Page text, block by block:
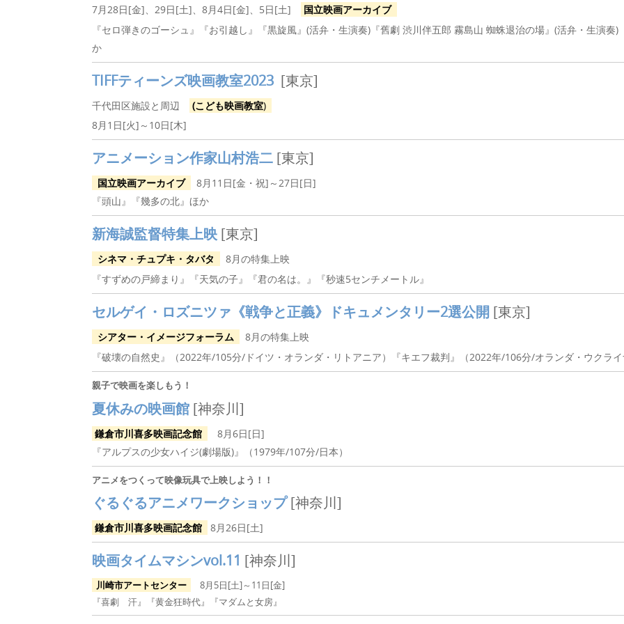
7月28日[金]、29日[土]、8月4日[金]、5日[土]
国立映画アーカイブ
『セロ弾きのゴーシュ』『お引越し』『黒旋風』(活弁・生演奏)『舊劇 渋川伴五郎 霧島山 蜘蛛退治の場』(活弁・生演
か
TIFFティーンズ映画教室2023 [東京]
千代田区施設と周辺 (こども映画教室)
8月1日[火]～10日[木]
アニメーション作家山村浩二 [東京]
国立映画アーカイブ
8月11日[金・祝]～27日[日]
『頭山』『幾多の北』ほか
新海誠監督特集上映 [東京]
シネマ・チュプキ・タバタ
8月の特集上映
『すずめの戸締まり』『天気の子』『君の名は。』『秒速5センチメートル』
セルゲイ・ロズニツァ《戦争と正義》ドキュメンタリー2選公開 [東京]
シアター・イメージフォーラム
8月の特集上映
『破壊の自然史』（2022年/105分/ドイツ・オランダ・リトアニア）『キエフ裁判』（2022年/106分/オランダ・ウクラ
親子で映画を楽しもう！
夏休みの映画館 [神奈川]
鎌倉市川喜多映画記念館
8月6日[日]
『アルプスの少女ハイジ(劇場版)』（1979年/107分/日本）
アニメをつくって映像玩具で上映しよう！！
ぐるぐるアニメワークショップ [神奈川]
鎌倉市川喜多映画記念館 8月26日[土]
映画タイムマシンvol.11 [神奈川]
川崎市アートセンター
8月5日[土]～11日[金]
『喜劇 汗』『黄金狂時代』『マダムと女房』